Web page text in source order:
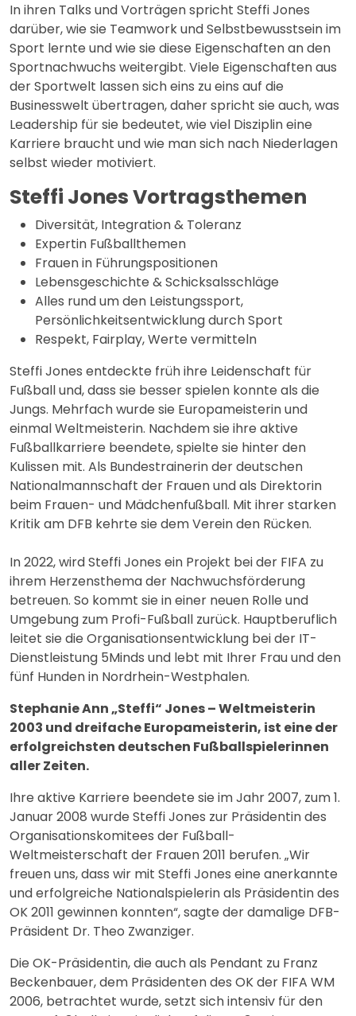
In ihren Talks und Vorträgen spricht Steffi Jones
darüber, wie sie Teamwork und Selbstbewusstsein im
Sport lernte und wie sie diese Eigenschaften an den
Sportnachwuchs weitergibt. Viele Eigenschaften aus
der Sportwelt lassen sich eins zu eins auf die
Businesswelt übertragen, daher spricht sie auch, was
Leadership für sie bedeutet, wie viel Disziplin eine
Karriere braucht und wie man sich nach Niederlagen
selbst wieder motiviert.
Steffi Jones Vortragsthemen
Diversität, Integration & Toleranz
Expertin Fußballthemen
Frauen in Führungspositionen
Lebensgeschichte & Schicksalsschläge
Alles rund um den Leistungssport,
Persönlichkeitsentwicklung durch Sport
Respekt, Fairplay, Werte vermitteln
Steffi Jones entdeckte früh ihre Leidenschaft für
Fußball und, dass sie besser spielen konnte als die
Jungs. Mehrfach wurde sie Europameisterin und
einmal Weltmeisterin. Nachdem sie ihre aktive
Fußballkarriere beendete, spielte sie hinter den
Kulissen mit. Als Bundestrainerin der deutschen
Nationalmannschaft der Frauen und als Direktorin
beim Frauen- und Mädchenfußball. Mit ihrer starken
Kritik am DFB kehrte sie dem Verein den Rücken.
In 2022, wird Steffi Jones ein Projekt bei der FIFA zu
ihrem Herzensthema der Nachwuchsförderung
betreuen. So kommt sie in einer neuen Rolle und
Umgebung zum Profi-Fußball zurück. Hauptberuflich
leitet sie die Organisationsentwicklung bei der IT-
Dienstleistung 5Minds und lebt mit Ihrer Frau und den
fünf Hunden in Nordrhein-Westphalen.
Stephanie Ann „Steffi“ Jones – Weltmeisterin
2003 und dreifache Europameisterin, ist eine der
erfolgreichsten deutschen Fußballspielerinnen
aller Zeiten.
Ihre aktive Karriere beendete sie im Jahr 2007, zum 1.
Januar 2008 wurde Steffi Jones zur Präsidentin des
Organisationskomitees der Fußball-
Weltmeisterschaft der Frauen 2011 berufen. „Wir
freuen uns, dass wir mit Steffi Jones eine anerkannte
und erfolgreiche Nationalspielerin als Präsidentin des
OK 2011 gewinnen konnten“, sagte der damalige DFB-
Präsident Dr. Theo Zwanziger.
Die OK-Präsidentin, die auch als Pendant zu Franz
Beckenbauer, dem Präsidenten des OK der FIFA WM
2006, betrachtet wurde, setzt sich intensiv für den